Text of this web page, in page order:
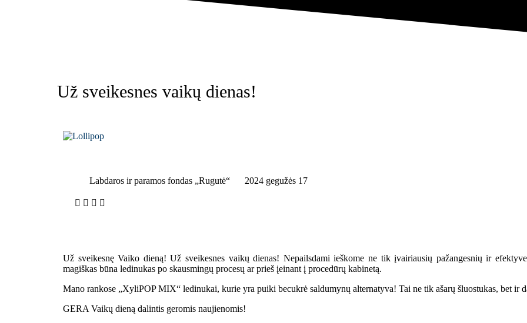
Už sveikesnes vaikų dienas!
Labdaros ir paramos fondas „Rugutė“ 2024 gegužės 17
Už sveikesnę Vaiko dieną! Už sveikesnes vaikų dienas! Nepailsdami ieškome ne tik įvairiausių pažangesnių ir
magiškas būna ledinukas po skausmingų procesų ar prieš įeinant į procedūrų kabinetą.
Mano rankose „XyliPOP MIX“ ledinukai, kurie yra puiki becukrė saldumynų alternatyva! Tai ne tik ašarų šluostukas, bet ir
GERA Vaikų dieną dalintis geromis naujienomis!